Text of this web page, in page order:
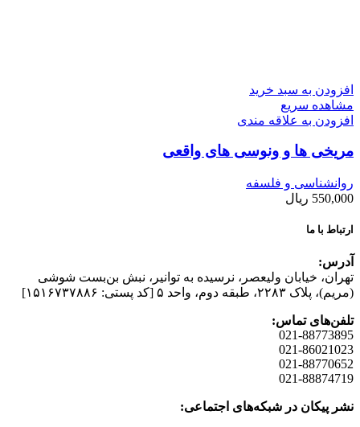
افزودن به سبد خرید
مشاهده سریع
افزودن به علاقه مندی
مریخی ها و ونوسی های واقعی
روانشناسی و فلسفه
550,000 ریال
ارتباط با ما
آدرس:
تهران، خیابان وليعصر، نرسيده به توانير، نبش بن‌بست شوشی
(مريم)، پلاک ۲۲۸۳، طبقه دوم، واحد ۵ [کد پستی: ۱۵۱۶۷۳۷۸۸۶]
تلفن‌های تماس:
021-88773895
021-86021023
021-88770652
021-88874719
نشر پیکان در شبکه‌های اجتماعی: